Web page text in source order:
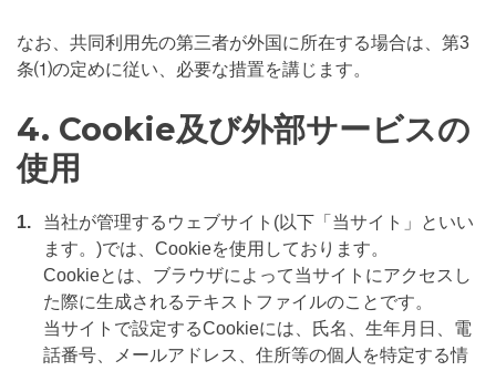
なお、共同利用先の第三者が外国に所在する場合は、第3
条⑴の定めに従い、必要な措置を講じます。
4. Cookie及び外部サービスの
使用
1.
当社が管理するウェブサイト(以下「当サイト」といい
ます。)では、Cookieを使用しております。
Cookieとは、ブラウザによって当サイトにアクセスし
た際に生成されるテキストファイルのことです。
当サイトで設定するCookieには、氏名、生年月日、電
話番号、メールアドレス、住所等の個人を特定する情